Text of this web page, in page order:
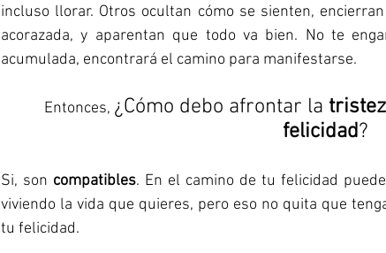
incluso llorar. Otros ocultan cómo se sienten,
acorazada, y aparentan que todo va bien. No te
acumulada, encontrará el camino para manifestarse.
Entonces, ¿Cómo debo afrontar la
felicidad?
Si, son compatibles. En el camino de tu felicidad
viviendo la vida que quieres, pero eso no quita que
tu felicidad.